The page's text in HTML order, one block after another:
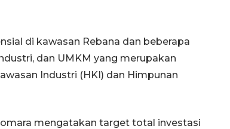
di kawasan Rebana dan beberapa
dan UMKM yang merupakan
Industri (HKI) dan Himpunan
mengatakan target total investasi